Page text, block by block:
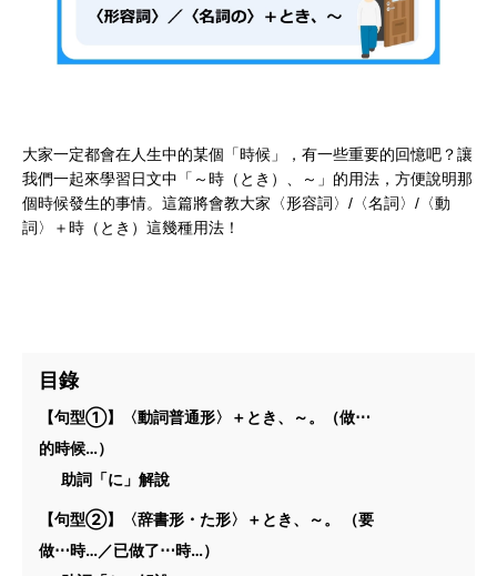
大家一定都會在人生中的某個「時候」，有一些重要的回憶吧？讓
我們一起來學習日文中「～時（とき）、～」的用法，方便說明那
個時候發生的事情。這篇將會教大家〈形容詞〉/〈名詞〉/〈動
詞〉＋時（とき）這幾種用法！
目錄
【句型①】〈動詞普通形〉＋とき、～。（做⋯
的時候…）
助詞「に」解說
【句型②】〈辞書形・た形〉＋とき、～。 （要
做⋯時…／已做了⋯時…）